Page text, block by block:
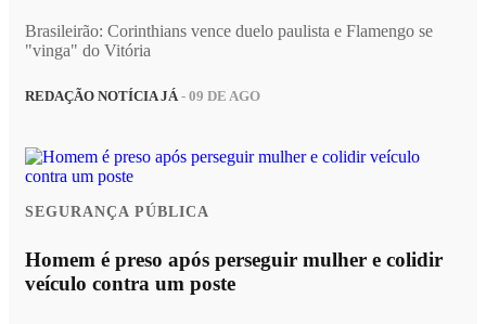
Brasileirão: Corinthians vence duelo paulista e Flamengo se
"vinga" do Vitória
REDAÇÃO NOTÍCIA JÁ- 09 DE AGO
SEGURANÇA PÚBLICA
Homem é preso após perseguir mulher e colidir
veículo contra um poste